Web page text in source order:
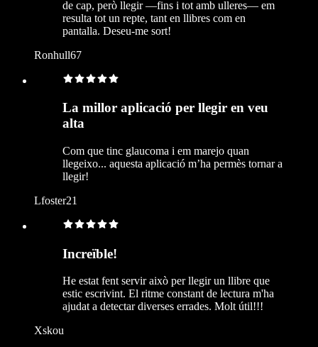
de cap, però llegir —fins i tot amb ulleres— em
resulta tot un repte, tant en llibres com en
pantalla. Deseu-me sort!
Ronhull67
La millor aplicació per llegir en veu
alta
Com que tinc glaucoma i em marejo quan
llegeixo... aquesta aplicació m’ha permès tornar a
llegir!
Lfoster21
Increïble!
He estat fent servir això per llegir un llibre que
estic escrivint. El ritme constant de lectura m'ha
ajudat a detectar diverses errades. Molt útil!!!
Xskou